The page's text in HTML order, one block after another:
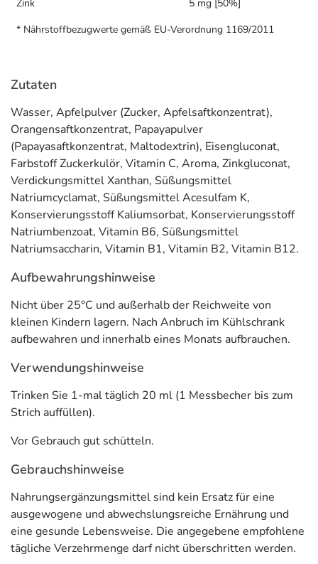
Auf eine ausreichende Versorgung mit Eisen sollte man
besonders in den Entwicklungsjahren, während der
Kombination aus Vitamin C, B-Vitaminen und Zink.
Vitamin Cerhöht die Eisenaufnahme und trägt zur
normalen Funktion des Immunsystems sowie zum Schutz
der Zellen vor oxidativem Stress bei.*
Die B-Vitamine B1, B2, und B12 unterstützen die
normale Funktion des Nervensystems und den normalen
Energiestoffwechsel.*
Vitamin B1leistet zusätzlich einen Beitrag zur normalen
Herzfunktion.* Die Vitamine B6 und B12 tragen zur
normalen Bildung der roten Blutkörperchen und zur
normalen Funktion des Immunsystems bei.*
für die normale Funktion des Immunsystems und für den
* Vitamin B12, C, Eisen, Zink tragen zu einer normalen Funktion des
vor oxidativem Stress zu schützen. Vitamin B12, Eisen, Zink haben eine
Eisen tragen zu einem normalen Energiestoffwechsel bei. Vitamin
B2/Riboflavin, B6, B12, C, Eisen tragen zur Verringerung von Müdigkeit und
Ermüdung bei. Vitamin B6, B12, Eisen tragen zu einer normalen Bildung roter
Blutkörperchen bei. Vitamin B2/Riboflavin trägt zur Erhaltung normaler roter
Zink
5 mg [50%]
* Nährstoffbezugwerte gemäß EU-Verordnung 1169/2011
Zutaten
Wasser, Apfelpulver (Zucker, Apfelsaftkonzentrat),
Orangensaftkonzentrat, Papayapulver
(Papayasaftkonzentrat, Maltodextrin), Eisengluconat,
Farbstoff Zuckerkulör, Vitamin C, Aroma, Zinkgluconat,
Verdickungsmittel Xanthan, Süßungsmittel
Natriumcyclamat, Süßungsmittel Acesulfam K,
Konservierungsstoff Kaliumsorbat, Konservierungsstoff
Natriumbenzoat, Vitamin B6, Süßungsmittel
Natriumsaccharin, Vitamin B1, Vitamin B2, Vitamin B12.
Aufbewahrungshinweise
Nicht über 25°C und außerhalb der Reichweite von
kleinen Kindern lagern. Nach Anbruch im Kühlschrank
aufbewahren und innerhalb eines Monats aufbrauchen.
Verwendungshinweise
Trinken Sie 1-mal täglich 20 ml (1 Messbecher bis zum
Strich auffüllen).
Vor Gebrauch gut schütteln.
Gebrauchshinweise
Nahrungsergänzungsmittel sind kein Ersatz für eine
ausgewogene und abwechslungsreiche Ernährung und
eine gesunde Lebensweise. Die angegebene empfohlene
tägliche Verzehrmenge darf nicht überschritten werden.